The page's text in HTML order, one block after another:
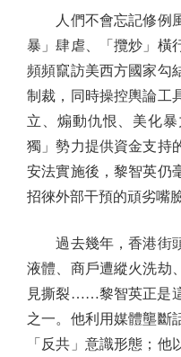
人們不會忘記修例風
暴」肆虐、「攬炒」橫
頻頻竄訪美西方國家勾
制裁，同時操控輿論工
立、煽動仇恨、美化
獨」勢力提供資金支持
安法實施後，黎智英仍
招徠外部干預的頑劣嘴臉
過去幾年，香港街頭
液體、商戶遭縱火洗劫
見撕裂……黎智英正是
之一。他利用媒體壟斷
「反共」意識形態；他